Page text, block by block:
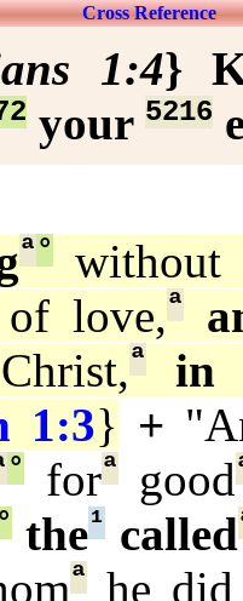
Cross Reference
1:4}
your 5216
ª°
without
of love,ª
ª
in
1:3} +
° forªgood
° the¹ called
ªhe did